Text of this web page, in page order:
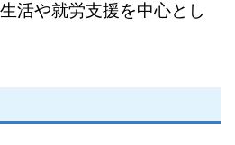
活や就労支援を中心とし